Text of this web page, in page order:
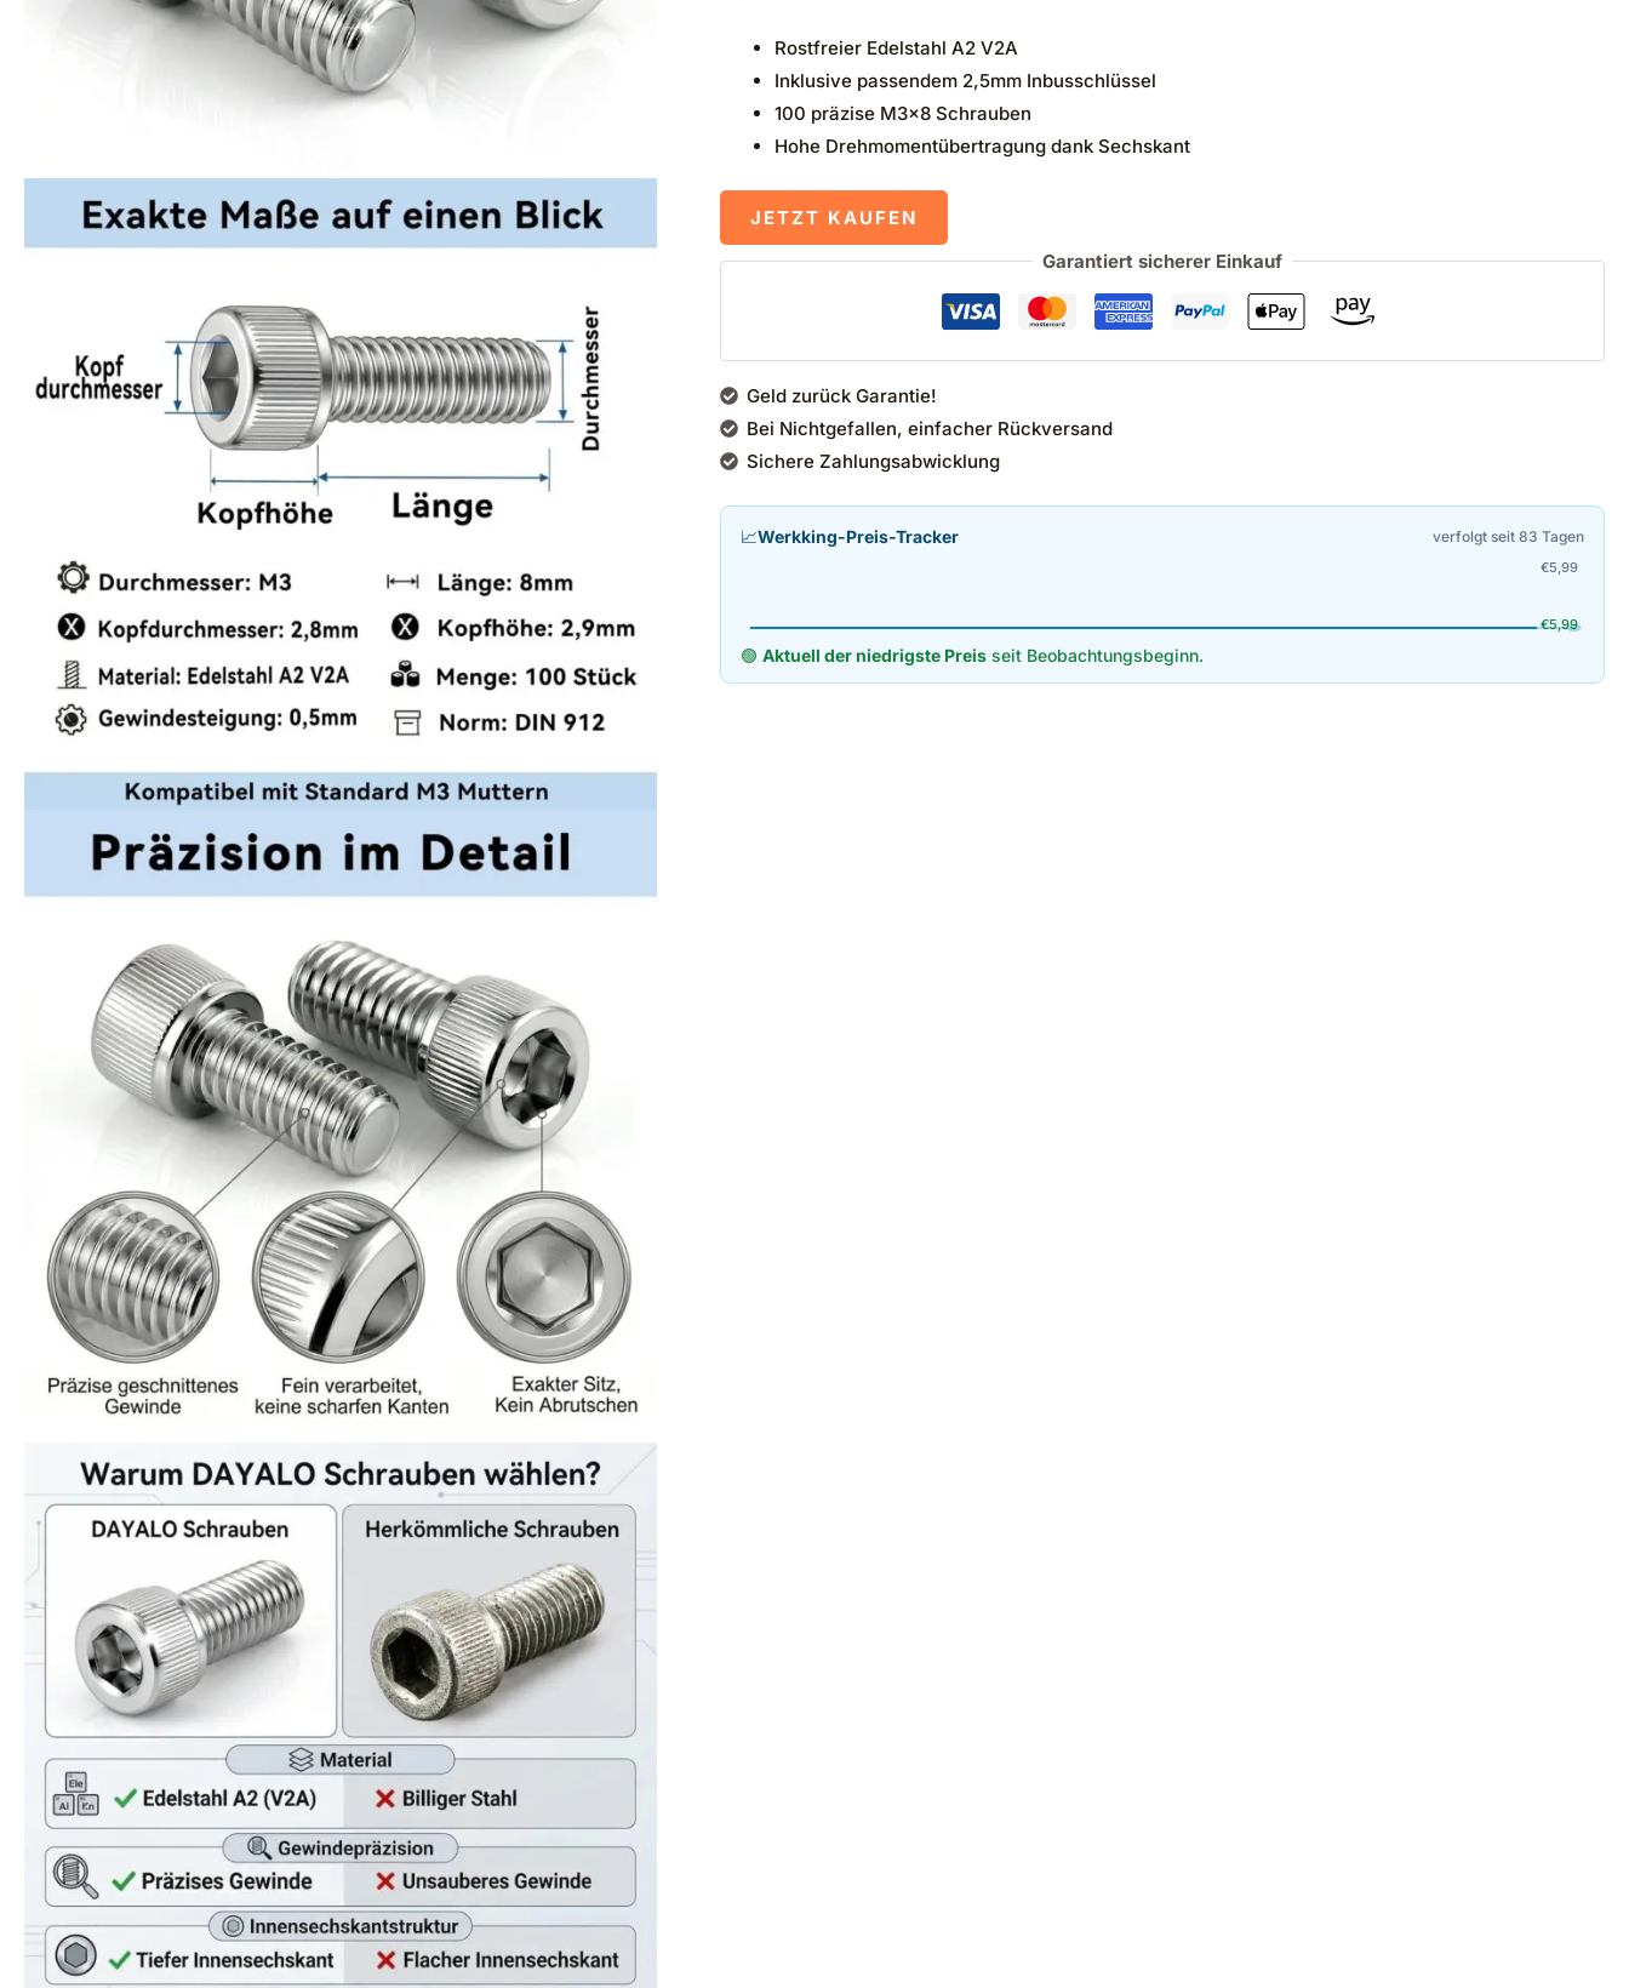
Rostfreier Edelstahl A2 V2A
Inklusive passendem 2,5mm Inbusschlüssel
100 präzise M3x8 Schrauben
Hohe Drehmomentübertragung dank Sechskant
JETZT KAUFEN
Garantiert sicherer Einkauf
Geld zurück Garantie!
Bei Nichtgefallen, einfacher Rückversand
Sichere Zahlungsabwicklung
📈Werkking-Preis-Tracker verfolgt seit 83 Tagen
€5,99
€5,99
🟢 Aktuell der niedrigste Preisseit Beobachtungsbeginn.